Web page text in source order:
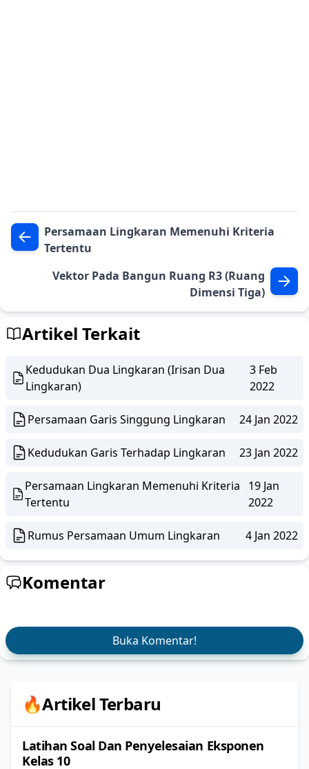
Persamaan Lingkaran Memenuhi Kriteria
Tertentu
Vektor Pada Bangun Ruang R3 (Ruang
Dimensi Tiga)
Artikel Terkait
Kedudukan Dua Lingkaran (Irisan Dua
Lingkaran)
3 Feb
2022
Persamaan Garis Singgung Lingkaran 24 Jan 2022
Kedudukan Garis Terhadap Lingkaran 23 Jan 2022
Persamaan Lingkaran Memenuhi Kriteria
Tertentu
19 Jan
2022
Rumus Persamaan Umum Lingkaran 4 Jan 2022
Komentar
Buka Komentar!
🔥Artikel Terbaru
Latihan Soal Dan Penyelesaian Eksponen
Kelas 10